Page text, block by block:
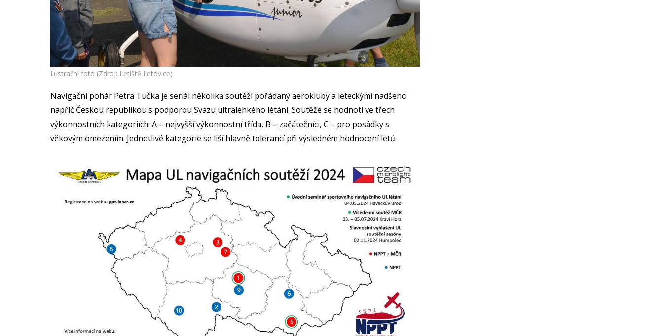
Ilustrační foto (Zdroj: Letiště Letovice)
Navigační pohár Petra Tučka je seriál několika soutěží pořádaný aerokluby a leteckými nadšenci
napříč Českou republikou s podporou Svazu ultralehkého létání. Soutěže se hodnotí ve třech
výkonnostních kategoriích: A – nejvyšší výkonnostní třída, B – začátečníci, C – pro posádky s
věkovým omezením. Jednotlivé kategorie se liší hlavně tolerancí při výsledném hodnocení letů.